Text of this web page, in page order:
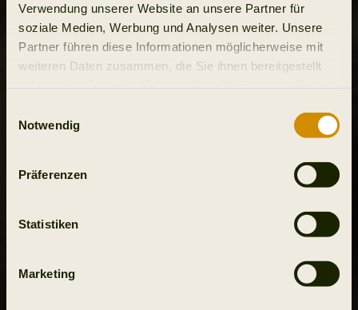
Verwendung unserer Website an unsere Partner für
soziale Medien, Werbung und Analysen weiter. Unsere
Partner führen diese Informationen möglicherweise mit
weiteren Daten zusammen, die Sie ihnen bereitgestellt
Notwendig
Präferenzen
Statistiken
Marketing